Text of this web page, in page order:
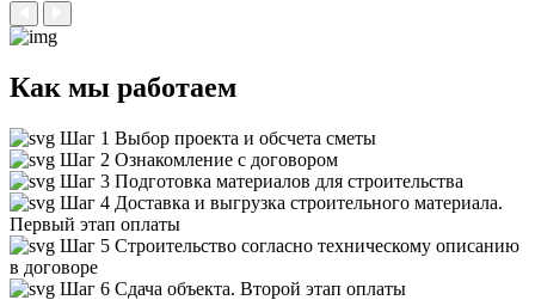
Как мы работаем
Шаг 1 Выбор проекта и обсчета сметы
Шаг 2 Ознакомление с договором
Шаг 3 Подготовка материалов для строительства
Шаг 4 Доставка и выгрузка строительного материала.
Первый этап оплаты
Шаг 5 Строительство согласно техническому описанию
в договоре
Шаг 6 Сдача объекта. Второй этап оплаты